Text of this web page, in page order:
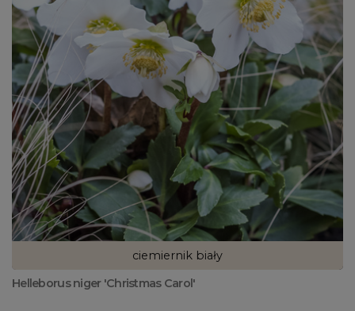
ciemiernik biały
Helleborus niger 'Christmas Carol'